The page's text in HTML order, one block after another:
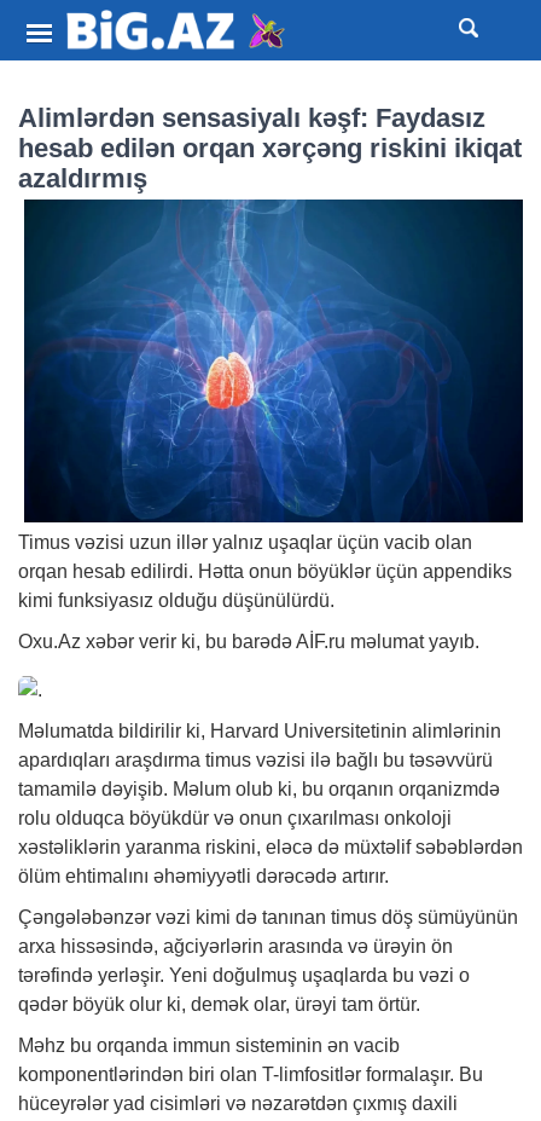
Alimlərdən sensasiyalı kəşf: Faydasız
hesab edilən orqan xərçəng riskini ikiqat
azaldırmış
Timus vəzisi uzun illər yalnız uşaqlar üçün vacib olan
orqan hesab edilirdi. Hətta onun böyüklər üçün appendiks
kimi funksiyasız olduğu düşünülürdü.
Oxu.Az xəbər verir ki, bu barədə AİF.ru məlumat yayıb.
Məlumatda bildirilir ki, Harvard Universitetinin alimlərinin
apardıqları araşdırma timus vəzisi ilə bağlı bu təsəvvürü
tamamilə dəyişib. Məlum olub ki, bu orqanın orqanizmdə
rolu olduqca böyükdür və onun çıxarılması onkoloji
xəstəliklərin yaranma riskini, eləcə də müxtəlif səbəblərdən
ölüm ehtimalını əhəmiyyətli dərəcədə artırır.
Çəngələbənzər vəzi kimi də tanınan timus döş sümüyünün
arxa hissəsində, ağciyərlərin arasında və ürəyin ön
tərəfində yerləşir. Yeni doğulmuş uşaqlarda bu vəzi o
qədər böyük olur ki, demək olar, ürəyi tam örtür.
Məhz bu orqanda immun sisteminin ən vacib
komponentlərindən biri olan T-limfositlər formalaşır. Bu
hüceyrələr yad cisimləri və nəzarətdən çıxmış daxili